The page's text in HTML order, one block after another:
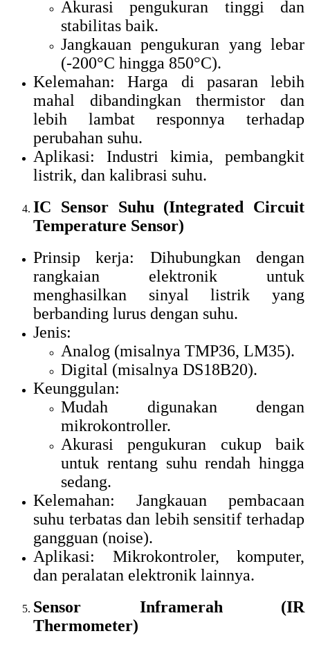
Akurasi pengukuran tinggi dan
stabilitas baik.
Jangkauan pengukuran yang lebar
(-200°C hingga 850°C).
Kelemahan: Harga di pasaran lebih
mahal dibandingkan thermistor dan
lebih lambat responnya terhadap
perubahan suhu.
Aplikasi: Industri kimia, pembangkit
listrik, dan kalibrasi suhu.
IC Sensor Suhu (Integrated Circuit
Temperature Sensor)
Prinsip kerja: Dihubungkan dengan
rangkaian elektronik untuk
menghasilkan sinyal listrik yang
berbanding lurus dengan suhu.
Jenis:
Analog (misalnya TMP36, LM35).
Digital (misalnya DS18B20).
Keunggulan:
Mudah digunakan dengan
mikrokontroller.
Akurasi pengukuran cukup baik
untuk rentang suhu rendah hingga
sedang.
Kelemahan: Jangkauan pembacaan
suhu terbatas dan lebih sensitif terhadap
gangguan (noise).
Aplikasi: Mikrokontroler, komputer,
dan peralatan elektronik lainnya.
Sensor Inframerah (IR
Thermometer)